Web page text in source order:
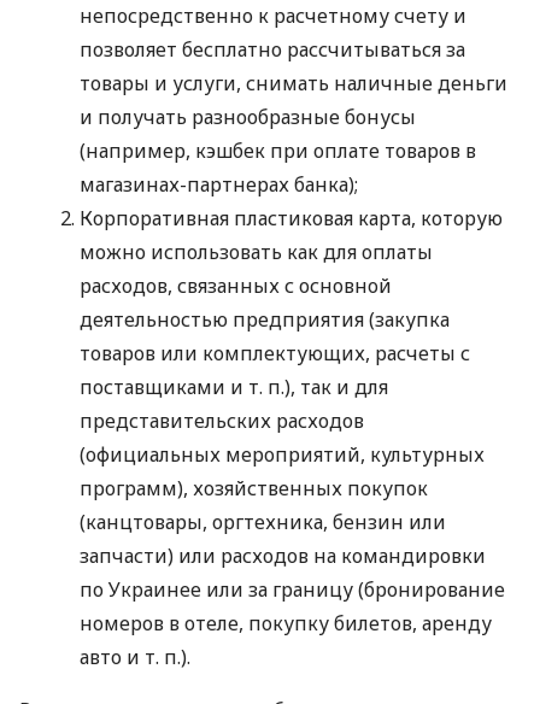
непосредственно к расчетному счету и
позволяет бесплатно рассчитываться за
товары и услуги, снимать наличные деньги
и получать разнообразные бонусы
(например, кэшбек при оплате товаров в
магазинах-партнерах банка);
Корпоративная пластиковая карта, которую
можно использовать как для оплаты
расходов, связанных с основной
деятельностью предприятия (закупка
товаров или комплектующих, расчеты с
поставщиками и т. п.), так и для
представительских расходов
(официальных мероприятий, культурных
программ), хозяйственных покупок
(канцтовары, оргтехника, бензин или
запчасти) или расходов на командировки
по Украинее или за границу (бронирование
номеров в отеле, покупку билетов, аренду
авто и т. п.).